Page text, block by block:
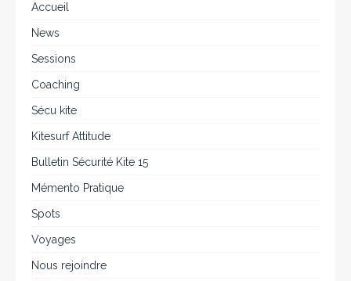
Accueil
News
Sessions
Coaching
Sécu kite
Kitesurf Attitude
Bulletin Sécurité Kite 15
Mémento Pratique
Spots
Voyages
Nous rejoindre